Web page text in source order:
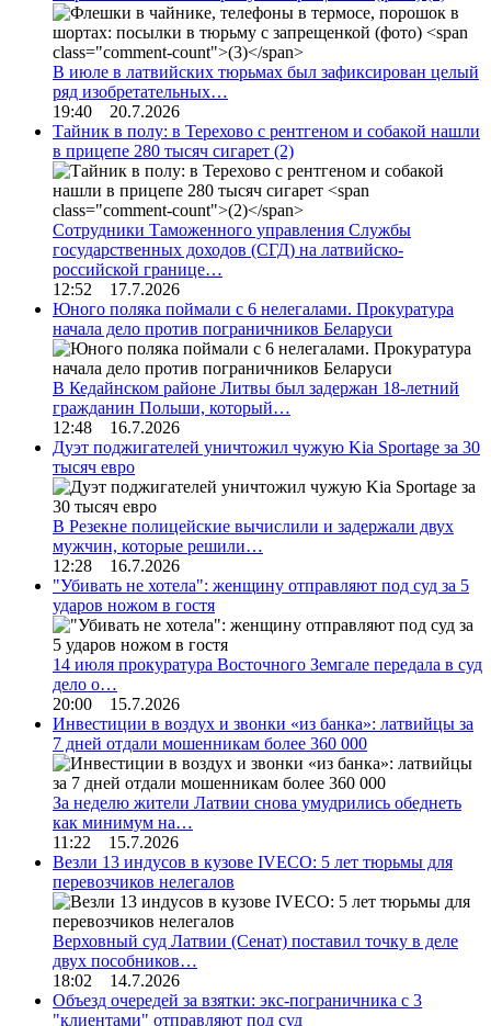
В июле в латвийских тюрьмах был зафиксирован целый
ряд изобретательных…
19:40 20.7.2026
Тайник в полу: в Терехово с рентгеном и собакой нашли
в прицепе 280 тысяч сигарет (2)
Сотрудники Таможенного управления Службы
государственных доходов (СГД) на латвийско-
российской границе…
12:52 17.7.2026
Юного поляка поймали с 6 нелегалами. Прокуратура
начала дело против пограничников Беларуси
В Кедайнском районе Литвы был задержан 18-летний
гражданин Польши, который…
12:48 16.7.2026
Дуэт поджигателей уничтожил чужую Kia Sportage за 30
тысяч евро
В Резекне полицейские вычислили и задержали двух
мужчин, которые решили…
12:28 16.7.2026
"Убивать не хотела": женщину отправляют под суд за 5
ударов ножом в гостя
14 июля прокуратура Восточного Земгале передала в суд
дело о…
20:00 15.7.2026
Инвестиции в воздух и звонки «из банка»: латвийцы за
7 дней отдали мошенникам более 360 000
За неделю жители Латвии снова умудрились обеднеть
как минимум на…
11:22 15.7.2026
Везли 13 индусов в кузове IVECO: 5 лет тюрьмы для
перевозчиков нелегалов
Верховный суд Латвии (Сенат) поставил точку в деле
двух пособников…
18:02 14.7.2026
Объезд очередей за взятки: экс-пограничника с 3
"клиентами" отправляют под суд